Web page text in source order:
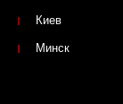
Киев
Минск